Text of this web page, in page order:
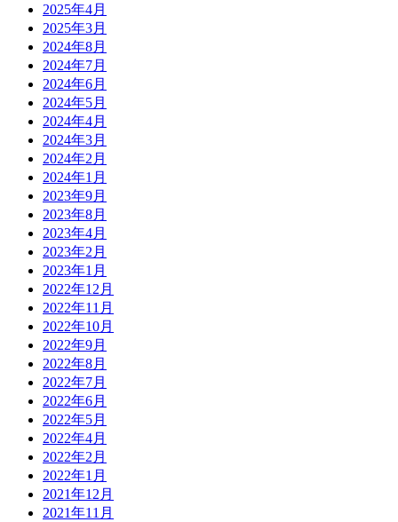
2025年4月
2025年3月
2024年8月
2024年7月
2024年6月
2024年5月
2024年4月
2024年3月
2024年2月
2024年1月
2023年9月
2023年8月
2023年4月
2023年2月
2023年1月
2022年12月
2022年11月
2022年10月
2022年9月
2022年8月
2022年7月
2022年6月
2022年5月
2022年4月
2022年2月
2022年1月
2021年12月
2021年11月